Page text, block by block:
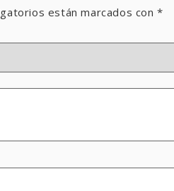
están marcados con*